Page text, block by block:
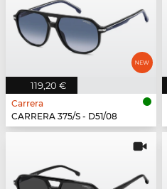
119,20 €
Carrera
CARRERA 375/S - D51/08